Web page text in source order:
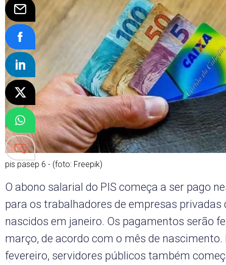
pis pasep 6 - (foto: Freepik)
O abono salarial do PIS começa a ser pago
para os trabalhadores de empresas privadas
nascidos em janeiro. Os pagamentos serão
março, de acordo com o mês de nascimento.
fevereiro, servidores públicos também